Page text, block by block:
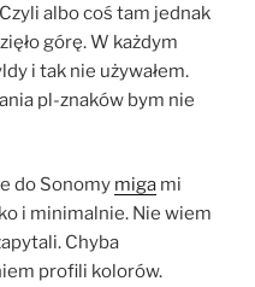
albo coś tam jednak
górę. W każdym
i tak nie używałem.
pl-znaków bym nie
do Sonomy miga mi
i minimalnie. Nie wiem
Chyba
profili kolorów.